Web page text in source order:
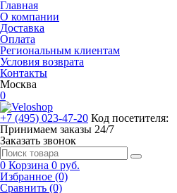
Главная
О компании
Доставка
Оплата
Региональным клиентам
Условия возврата
Контакты
Москва
0
+7 (495) 023-47-20 Код посетителя:
Принимаем заказы 24/7
Заказать звонок
0 Корзина 0 руб.
Избранное (0)
Сравнить (0)